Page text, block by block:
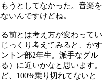
うとしてなかった。音楽を
いんですけどね。
前とは考え方が変わってい
っくり考えてみると、かす
トン部2年生。派手なグル
）に近いかなと思います。
、100%乗り切れてないと